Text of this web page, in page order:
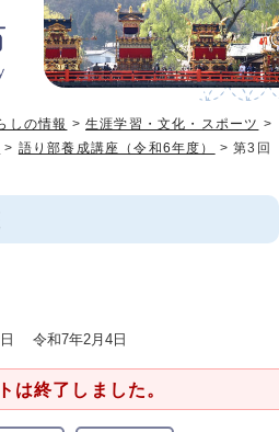
しの情報 >生涯学習・文化・スポーツ >
> 語り部養成講座（令和6年度）
> 第3回
令和7年2月4日
は終了しました。